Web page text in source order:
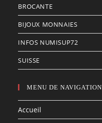
BROCANTE
BIJOUX MONNAIES
INFOS NUMISUP72
SUISSE
MENU DE NAVIGATION
Accueil